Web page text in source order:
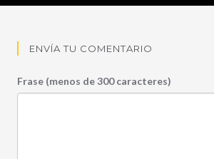
ENVÍA TU COMENTARIO
Frase (menos de 300 caracteres)